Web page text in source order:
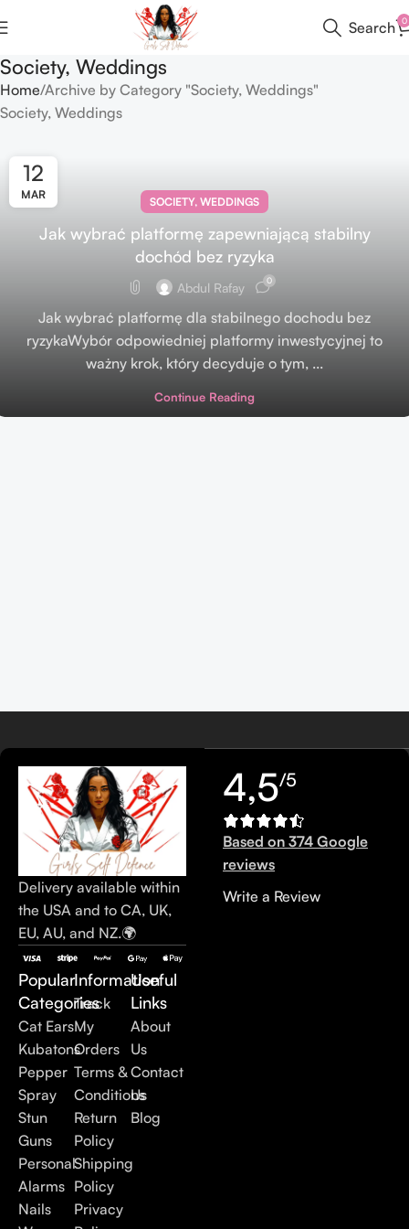
Search 0
Society, Weddings
Home Archive by Category "Society, Weddings"
Society, Weddings
12
MAR
SOCIETY, WEDDINGS
Jak wybrać platformę zapewniającą stabilny
dochód bez ryzyka
Abdul Rafay 0
Jak wybrać platformę dla stabilnego dochodu bez
ryzykaWybór odpowiedniej platformy inwestycyjnej to
ważny krok, który decyduje o tym, ...
Continue Reading
Delivery available within
the USA and to CA, UK,
EU, AU, and NZ.🌍
Popular
Categories
Cat Ears
Kubatons
Pepper
Spray
Stun
Guns
Personal
Alarms
Nails
Information
Track
My
Orders
Terms &
Conditions
Return
Policy
Shipping
Policy
Privacy
Useful
Links
About
Us
Contact
Us
Blog
4,5/5
Based on 374 Google
reviews
Write a Review